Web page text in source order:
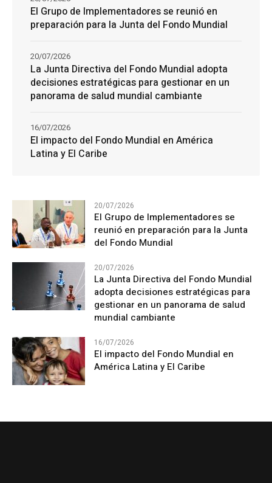
El Grupo de Implementadores se reunió en
preparación para la Junta del Fondo Mundial
La Junta Directiva del Fondo Mundial adopta
decisiones estratégicas para gestionar en un
panorama de salud mundial cambiante
20/07/2026
El impacto del Fondo Mundial en América
Latina y El Caribe
16/07/2026
20/07/2026
El Grupo de Implementadores se
reunió en preparación para la Junta
del Fondo Mundial
20/07/2026
La Junta Directiva del Fondo Mundial
adopta decisiones estratégicas para
gestionar en un panorama de salud
mundial cambiante
16/07/2026
El impacto del Fondo Mundial en
América Latina y El Caribe